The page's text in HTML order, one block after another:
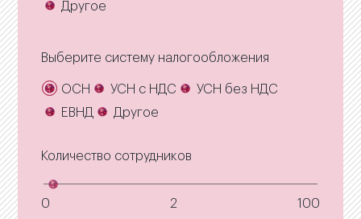
Другое
Выберите систему налогообложения
ОСН УСН с НДС
УСН без НДС
ЕВНД
Другое
Количество сотрудников
0 2 100